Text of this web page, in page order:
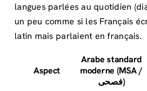
langues parlées au quotidien
un peu comme si les Français
latin mais parlaient en français.
Aspect
Arabe standard
moderne (MSA /
فصحى)